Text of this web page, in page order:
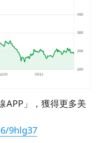
APP」，獲得更多美
9hlg37